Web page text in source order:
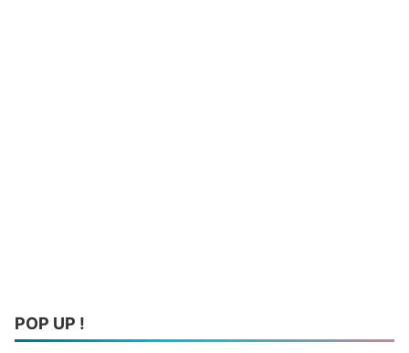
POP UP !